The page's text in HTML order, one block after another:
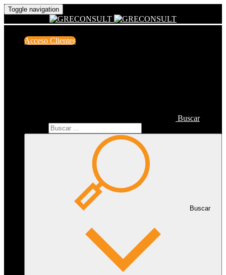
Toggle navigation
Acceso Clientes
Buscar
Buscar